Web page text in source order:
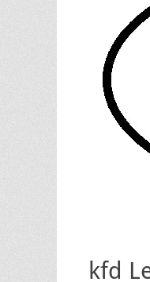
kfd